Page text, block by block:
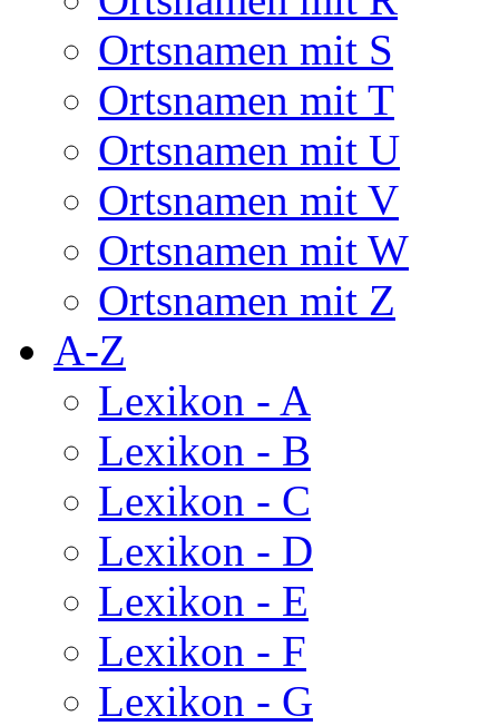
Ortsnamen mit S
Ortsnamen mit T
Ortsnamen mit U
Ortsnamen mit V
Ortsnamen mit W
Ortsnamen mit Z
A-Z
Lexikon - A
Lexikon - B
Lexikon - C
Lexikon - D
Lexikon - E
Lexikon - F
Lexikon - G